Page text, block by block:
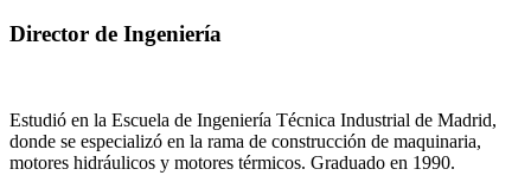
Director de Ingeniería
Estudió en la Escuela de Ingeniería Técnica Industrial de Madrid,
donde se especializó en la rama de construcción de maquinaria,
motores hidráulicos y motores térmicos. Graduado en 1990.